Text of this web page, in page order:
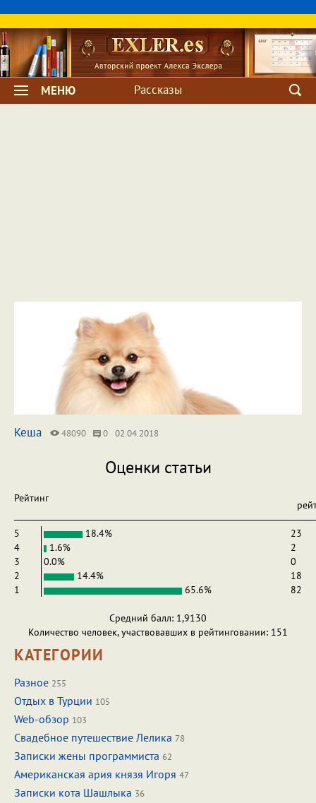
МЕНЮ Рассказы
Кеша 48090 0 02.04.2018
Оценки статьи
Рейтинг
5 18.4%
23
4
1.6%
2
3
0.0%
0
2
14.4%
18
1
65.6% 82
Средний балл: 1,9130
Количество человек, участвовавших в рейтинговании: 151
КАТЕГОРИИ
Разное 255
Отдых в Турции 105
Web-обзор 103
Свадебное путешествие Лелика 78
Записки жены программиста 62
Американская ария князя Игоря 47
Записки кота Шашлыка 36